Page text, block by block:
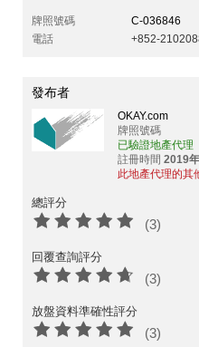
牌照號碼
C-036846
電話
+852-
發布者
OKAY.com
牌照號碼
已驗證地產代理
註冊時間 2019
此地產代理的其
總評分
(3)
回覆查詢評分
(3)
放盤資料準確性評分
(3)